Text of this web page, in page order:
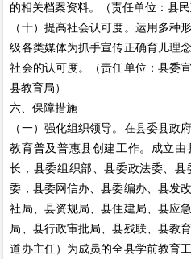
的相关档案资料。（责任单位：县
（十）提高社会认可度。运用多种
级各类媒体为抓手宣传正确育儿理
社会的认可度。（责任单位：县委
县教育局）
六、保障措施
（一）强化组织领导。在县委县政
教育普及普惠县创建工作。成立
长，县委组织部、县委政法委、
委，县委网信办、县委编办、县发
社局、县资规局、县住建局、县应
局、县行政审批局、县残联、县教
道办主任）为成员的全县学前教育